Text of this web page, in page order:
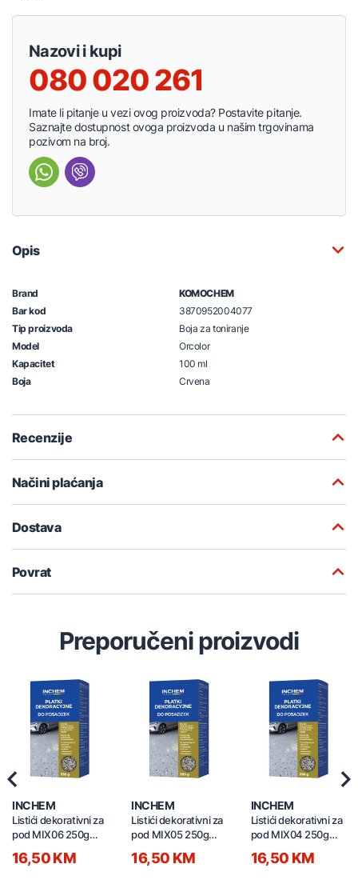
Nazovi i kupi
080 020 261
Imate li pitanje u vezi ovog proizvoda? Postavite pitanje.
Saznajte dostupnost ovoga proizvoda u našim trgovinama
pozivom na broj.
Opis
Brand
KOMOCHEM
Bar kod
3870952004077
Tip proizvoda
Boja za toniranje
Model
Orcolor
Kapacitet
100 ml
Boja
Crvena
Recenzije
Načini plaćanja
Dostava
Povrat
Preporučeni proizvodi
INCHEM
Listići dekorativni za
pod MIX06 250g
16,50 KM
INCHEM
Listići dekorativni za
pod MIX05 250g
16,50 KM
INCHEM
Listići dekorativni za
pod MIX04 250g
16,50 KM